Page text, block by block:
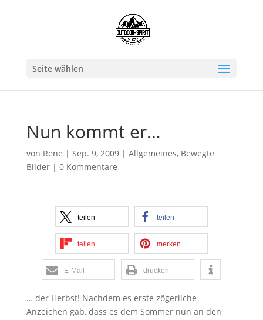
Seite wählen
Nun kommt er…
von Rene | Sep. 9, 2009| Allgemeines, Bewegte
Bilder| 0 Kommentare
teilen teilen
teilen merken
E-Mail drucken
… der Herbst! Nachdem es erste zögerliche
Anzeichen gab, dass es dem Sommer nun an den